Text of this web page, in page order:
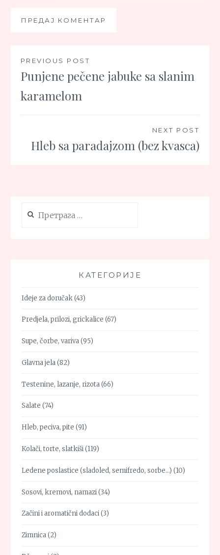
Кретање
чланка
PREVIOUS POST
Punjene pečene jabuke sa slanim
karamelom
NEXT POST
Hleb sa paradajzom (bez kvasca)
за:
КАТЕГОРИЈЕ
Ideje za doručak(43)
Predjela, prilozi, grickalice (67)
Supe, čorbe, variva(95)
Glavna jela(82)
Testenine, lazanje, rizota(66)
Salate (74)
Hleb, peciva, pite (91)
Kolači, torte, slatkiši(119)
Ledene poslastice (sladoled, semifredo, sorbe…) (10)
Sosovi, kremovi, namazi(34)
Začini i aromatični dodaci(3)
Zimnica(2)